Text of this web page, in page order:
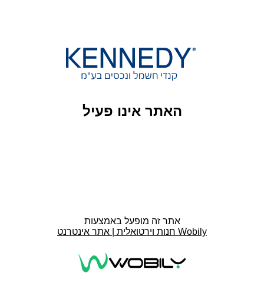
האתר אינו פעיל
אתר זה מופעל באמצעות
חנות וירטואלית | אתר אינטרנט Wobily